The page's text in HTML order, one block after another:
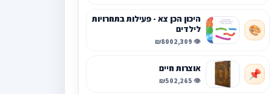
🎨
היכון הכן צא - פעילות בתחרויות
לילדים
👁️ 2,309
₪800
📌 אוצרות חיים
👁️ 2,265
₪50